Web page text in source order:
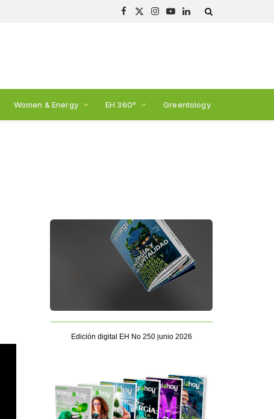
Facebook
X
Instagram
YouTubeLinkedIn
Women & Energy EH 360° Greentology
Edición digital EH No 250 junio 2026